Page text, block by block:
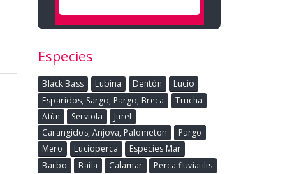
Especies
Black Bass Lubina Dentòn
Lucio
Esparidos, Sargo, Pargo, Breca
Trucha
Atún
Serviola
Jurel
Carangidos, Anjova, Palometon
Pargo
Mero
Lucioperca
Especies Mar
Barbo
Baila Calamar
Perca fluviatilis